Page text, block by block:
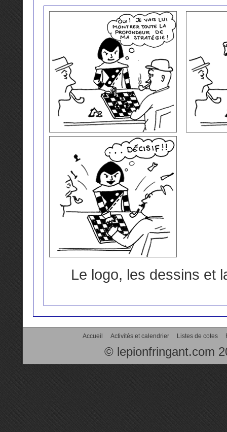
Le logo, les dessins et
Accueil Activités et calendrier Listes de cotes
© lepionfringant.com